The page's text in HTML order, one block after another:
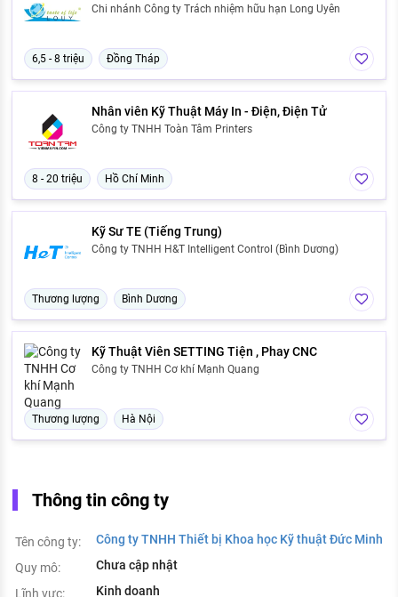
Chi nhánh Công ty Trách nhiệm hữu hạn Long Uyên
6,5 - 8 triệu Đồng Tháp
Nhân viên Kỹ Thuật Máy In - Điện, Điện Tử
Công ty TNHH Toàn Tâm Printers
8 - 20 triệu Hồ Chí Minh
Kỹ Sư TE (Tiếng Trung)
Công ty TNHH H&T Intelligent Control (Bình Dương)
Thương lượng Bình Dương
Kỹ Thuật Viên SETTING Tiện , Phay CNC
Công ty TNHH Cơ khí Mạnh Quang
Thương lượng Hà Nội
Thông tin công ty
Tên công ty:
Công ty TNHH Thiết bị Khoa học Kỹ thuật Đức Minh
Quy mô:
Chưa cập nhật
Lĩnh vực:
Kinh doanh